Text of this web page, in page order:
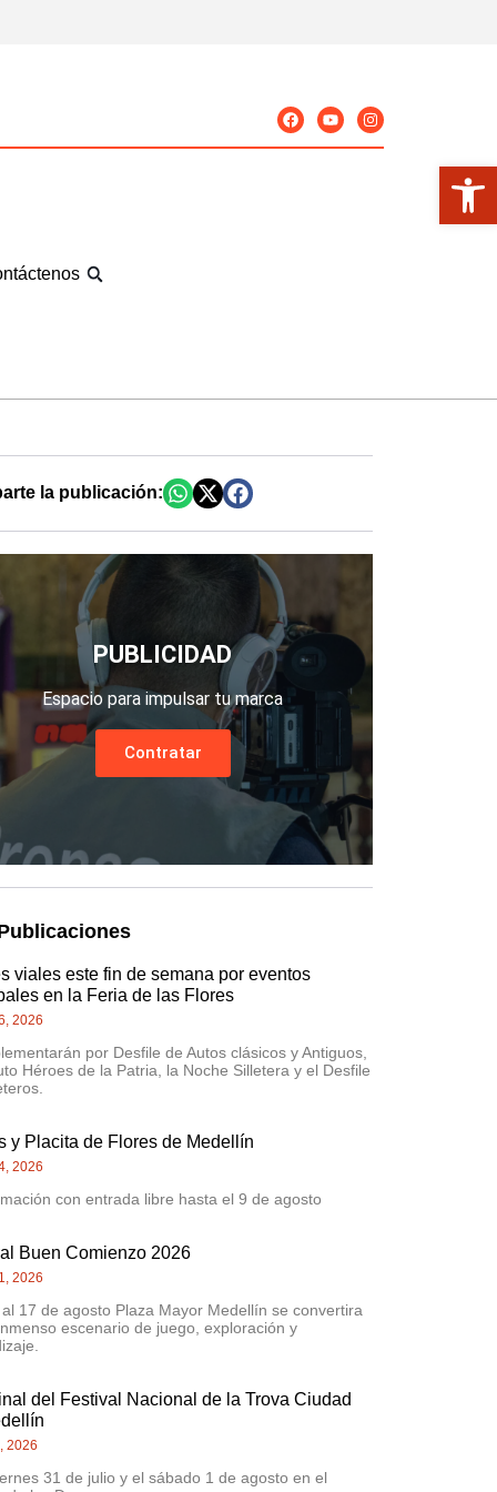
la publicación:
PUBLICIDAD
Espacio para impulsar tu marca
Contratar
viales este fin de semana por eventos
en la Feria de las Flores
2026
por Desfile de Autos clásicos y Antiguos,
Héroes de la Patria, la Noche Silletera y el Desfile
y Placita de Flores de Medellín
2026
con entrada libre hasta el 9 de agosto
Buen Comienzo 2026
2026
17 de agosto Plaza Mayor Medellín se convertira
escenario de juego, exploración y
del Festival Nacional de la Trova Ciudad
2026
31 de julio y el sábado 1 de agosto en el
Abrir